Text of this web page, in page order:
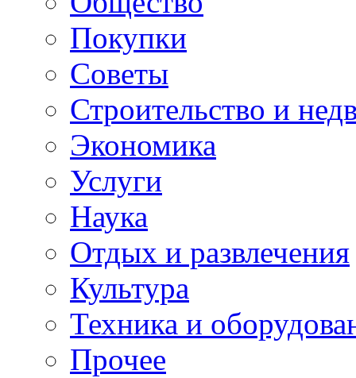
Покупки
Советы
Строительство и
Экономика
Услуги
Наука
Отдых и развлечения
Культура
Техника и
Прочее